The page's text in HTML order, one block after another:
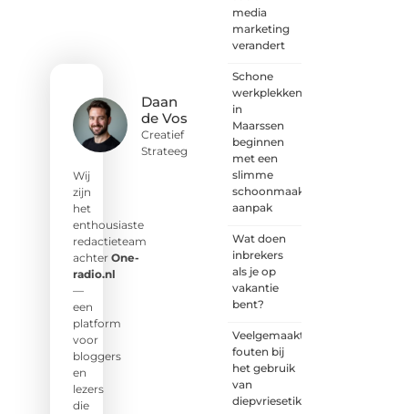
Daan
de Vos
Creatief
Strateeg
Wij
zijn
het
enthousiaste
redactieteam
achter One-
radio.nl
—
een
platform
voor
bloggers
en
lezers
die
media
marketing
verandert
Schone
werkplekken
in
Maarssen
beginnen
met een
slimme
schoonmaak
aanpak
Wat doen
inbrekers
als je op
vakantie
bent?
Veelgemaakte
fouten bij
het gebruik
van
diepvriesetiketten